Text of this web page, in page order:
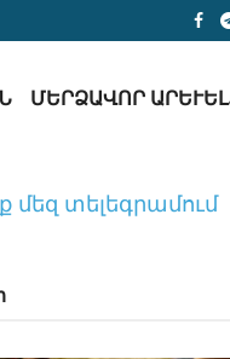
ՄԵՐՁԱՎՈՐ ԱՐԵՒԵԼՔ
մեզ տելեգրամում